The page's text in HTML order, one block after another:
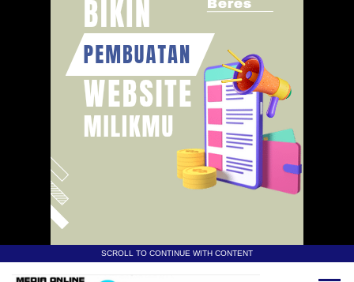
SCROLL TO CONTINUE WITH CONTENT